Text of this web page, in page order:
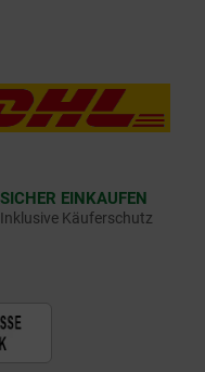
SICHER EINKAUFEN
Inklusive Käuferschutz